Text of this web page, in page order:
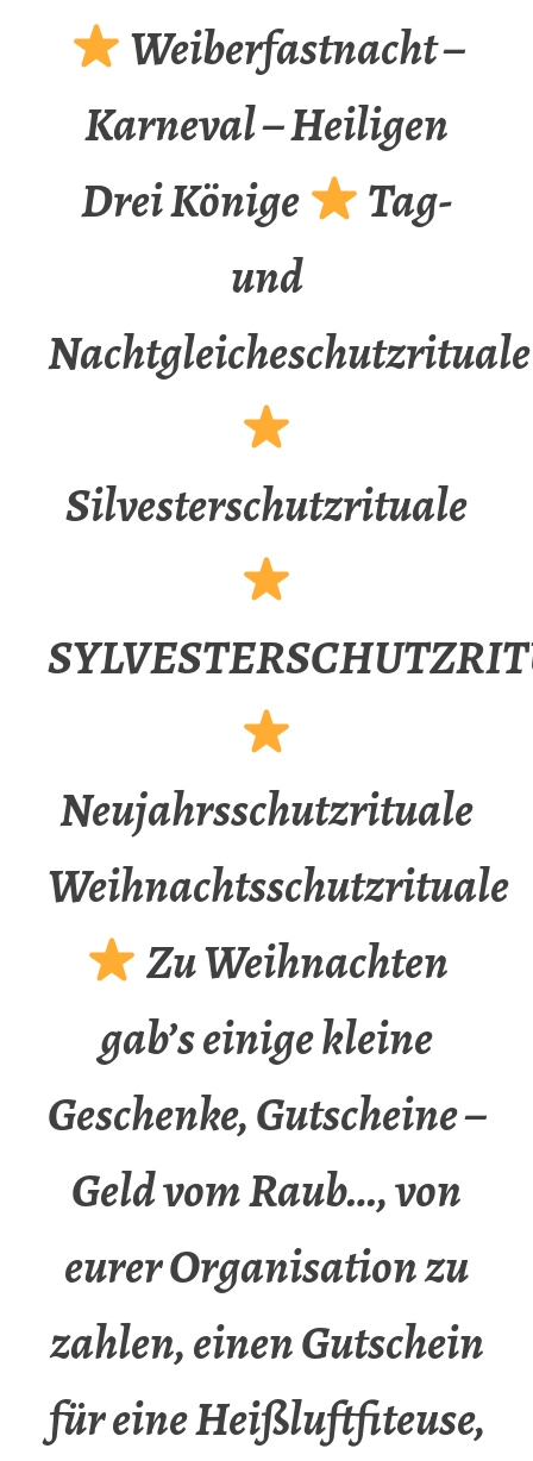
Weiberfastnacht –
Karneval – Heiligen
Drei Könige
Tag-
und
Nachtgleicheschutzrituale
Silvesterschutzrituale
Neujahrsschutzrituale
Weihnachtsschutzrituale
Zu Weihnachten
gab’s einige kleine
Geschenke, Gutscheine –
Geld vom Raub…, von
eurer Organisation zu
zahlen, einen Gutschein
für eine Heißluftfiteuse,